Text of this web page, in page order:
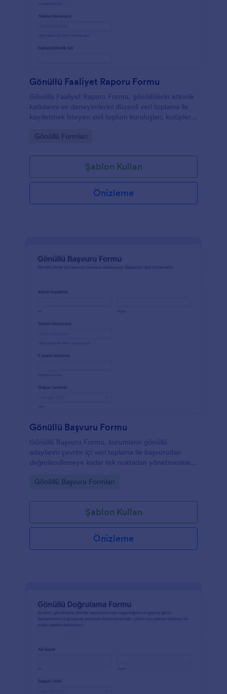
Gönüllü Faaliyet Raporu Formu
Gönüllü Faaliyet Raporu Formu, gönüllülerin etkinlik
katkılarını ve deneyimlerini düzenli veri toplama ile
kaydetmek isteyen sivil toplum kuruluşları, kulüpler
Go to Category:
Gönüllü Formları
Şablon Kullan
Önizleme
Gönüllü Başvuru Formu
Gönüllü Başvuru Formu, kurumların gönüllü
adaylarını çevrim içi veri toplama ile başvurudan
değerlendirmeye kadar tek noktadan yönetmesine
Go to Category:
Gönüllü Başvuru Formları
Şablon Kullan
Önizleme